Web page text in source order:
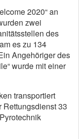
2020“ an
zwei
des
es zu 134
Angehöriger des
wurde mit einer
transportiert
Rettungsdienst 33